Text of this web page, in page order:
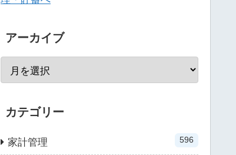
アーカイブ
カテゴリー
家計管理 596